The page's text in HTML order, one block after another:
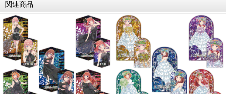
関連商品